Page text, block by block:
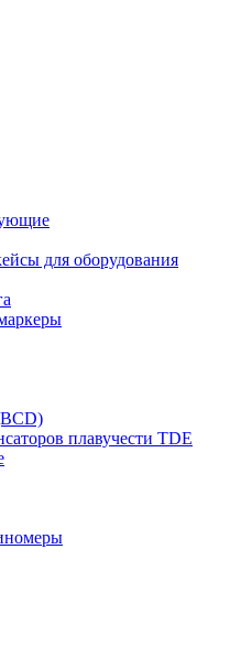
для оборудования
плавучести TDE